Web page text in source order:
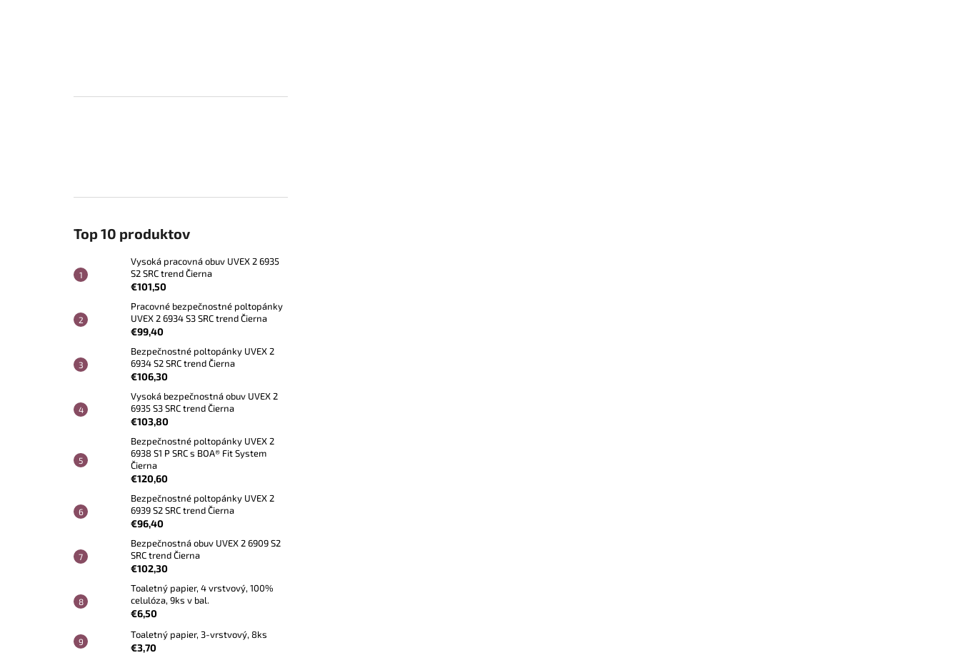
Top 10 produktov
Vysoká pracovná obuv UVEX 2 6935
S2 SRC trend Čierna
€101,50
Pracovné bezpečnostné poltopánky
UVEX 2 6934 S3 SRC trend Čierna
€99,40
Bezpečnostné poltopánky UVEX 2
6934 S2 SRC trend Čierna
€106,30
Vysoká bezpečnostná obuv UVEX 2
6935 S3 SRC trend Čierna
€103,80
Bezpečnostné poltopánky UVEX 2
6938 S1 P SRC s BOA® Fit System
Čierna
€120,60
Bezpečnostné poltopánky UVEX 2
6939 S2 SRC trend Čierna
€96,40
Bezpečnostná obuv UVEX 2 6909 S2
SRC trend Čierna
€102,30
Toaletný papier, 4 vrstvový, 100%
celulóza, 9ks v bal.
€6,50
Toaletný papier, 3-vrstvový, 8ks
€3,70